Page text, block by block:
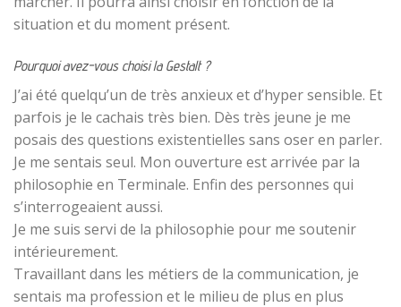
situation et du moment présent.
Pourquoi avez-vous choisi la Gestalt ?
J’ai été quelqu’un de très anxieux et d’hyper sensible. Et
parfois je le cachais très bien. Dès très jeune je me
posais des questions existentielles sans oser en parler.
Je me sentais seul. Mon ouverture est arrivée par la
philosophie en Terminale. Enfin des personnes qui
s’interrogeaient aussi.
Je me suis servi de la philosophie pour me soutenir
intérieurement.
Travaillant dans les métiers de la communication, je
sentais ma profession et le milieu de plus en plus